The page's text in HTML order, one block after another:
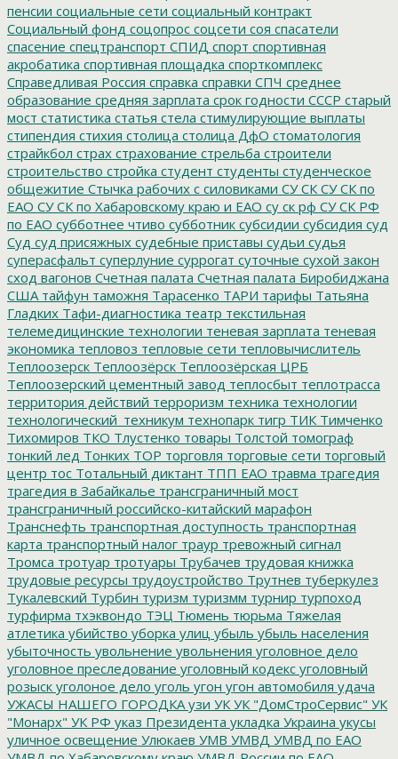
пенсии социальные сети социальный контракт
Социальный фонд соцопрос соцсети соя спасатели
спасение спецтранспорт СПИД спорт спортивная
акробатика спортивная площадка спорткомплекс
Справедливая Россия справка справки СПЧ среднее
образование средняя зарплата срок годности СССР старый
мост статистика статья стела стимулирующие выплаты
стипендия стихия столица столица ДфО стоматология
страйкбол страх страхование стрельба строители
строительство стройка студент студенты студенческое
общежитие Стычка рабочих с силовиками СУ СК СУ СК по
ЕАО СУ СК по Хабаровскому краю и ЕАО су ск рф СУ СК РФ
по ЕАО субботнее чтиво субботник субсидии субсидия суд
Суд суд присяжных судебные приставы судьи судья
суперасфальт суперлуние суррогат суточные сухой закон
сход вагонов Счетная палата Счетная палата Биробиджана
США тайфун таможня Тарасенко ТАРИ тарифы Татьяна
Гладких Тафи-диагностика театр текстильная
телемедицинские технологии теневая зарплата теневая
экономика тепловоз тепловые сети тепловычислитель
Теплоозерск Теплоозёрск Теплоозёрская ЦРБ
Теплоозерский цементный завод теплосбыт теплотрасса
территория действий терроризм техника технологии
технологический_техникум технопарк тигр ТИК Тимченко
Тихомиров ТКО Тлустенко товары Толстой томограф
тонкий лед Тонких ТОР торговля торговые сети торговый
центр тос Тотальный диктант ТПП ЕАО травма трагедия
трагедия в Забайкалье трансграничный мост
трансграничный российско-китайский марафон
Транснефть транспортная доступность транспортная
карта транспортный налог траур тревожный сигнал
Тромса тротуар тротуары Трубачев трудовая книжка
трудовые ресурсы трудоустройство Трутнев туберкулез
Тукалевский Турбин туризм туризмм турнир турпоход
турфирма тхэквондо ТЭЦ Тюмень тюрьма Тяжелая
атлетика убийство уборка улиц убыль убыль населения
убыточность увольнение увольнения уголовное дело
уголовное преследование уголовный кодекс уголовный
розыск уголоное дело уголь угон угон автомобиля удача
УЖАСЫ НАШЕГО ГОРОДКА узи УК УК "ДомСтроСервис" УК
"Монарх" УК РФ указ Президента укладка Украина укусы
уличное освещение Улюкаев УМВ УМВД УМВД по ЕАО